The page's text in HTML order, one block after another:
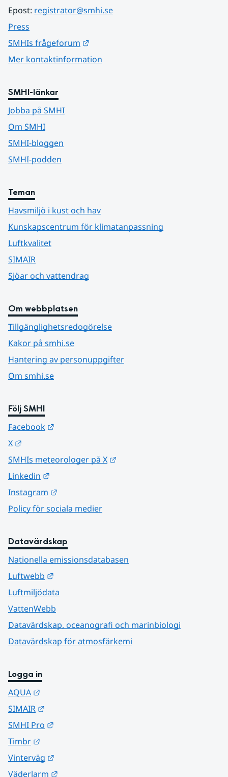
Epost: registrator@smhi.se
Press
SMHIs frågeforum
Mer kontaktinformation
SMHI-länkar
Jobba på SMHI
Om SMHI
SMHI-bloggen
SMHI-podden
Teman
Havsmiljö i kust och hav
Kunskapscentrum för klimatanpassning
Luftkvalitet
SIMAIR
Sjöar och vattendrag
Om webbplatsen
Tillgänglighetsredogörelse
Kakor på smhi.se
Hantering av personuppgifter
Om smhi.se
Följ SMHI
Facebook
X
SMHIs meteorologer på X
Linkedin
Instagram
Policy för sociala medier
Datavärdskap
Nationella emissionsdatabasen
Luftwebb
Luftmiljödata
VattenWebb
Datavärdskap, oceanografi och marinbiologi
Datavärdskap för atmosfärkemi
Logga in
AQUA
SIMAIR
SMHI Pro
Timbr
Vinterväg
Väderlarm